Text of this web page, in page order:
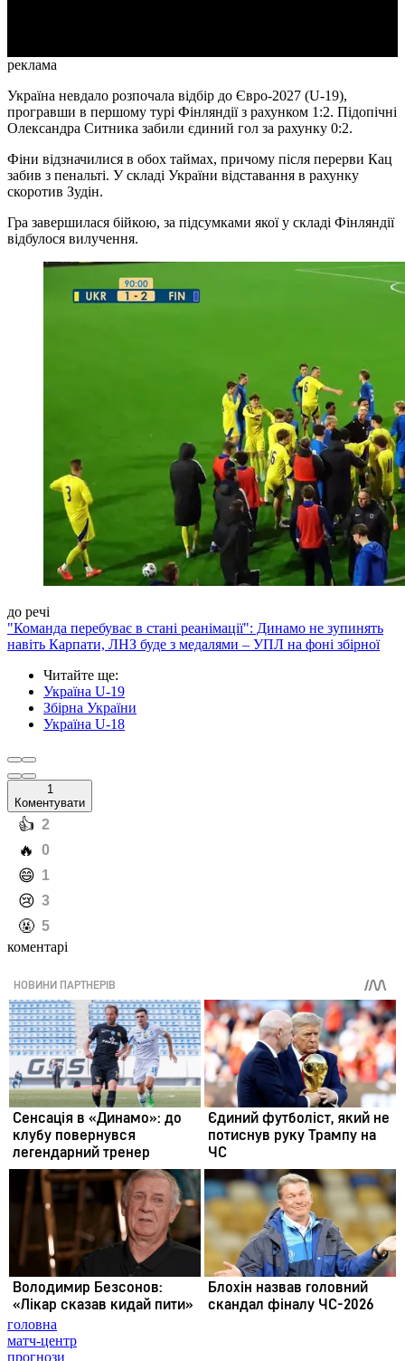
реклама
Україна невдало розпочала відбір до Євро-2027 (U-19),
програвши в першому турі Фінляндії з рахунком 1:2. Підопічні
Олександра Ситника забили єдиний гол за рахунку 0:2.
Фіни відзначилися в обох таймах, причому після перерви Кац
забив з пенальті. У складі України відставання в рахунку
скоротив Зудін.
Гра завершилася бійкою, за підсумками якої у складі Фінляндії
відбулося вилучення.
до речі
"Команда перебуває в стані реанімації": Динамо не зупинять
навіть Карпати, ЛНЗ буде з медалями – УПЛ на фоні збірної
Читайте ще:
Україна U-19
Збірна України
Україна U-18
1
Коментувати
️👍 2
️🔥 0
️😄 1
️😢 3
️🤬 5
коментарі
головна
матч-центр
прогнози